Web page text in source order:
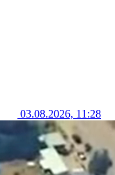
03.08.2026, 11:28